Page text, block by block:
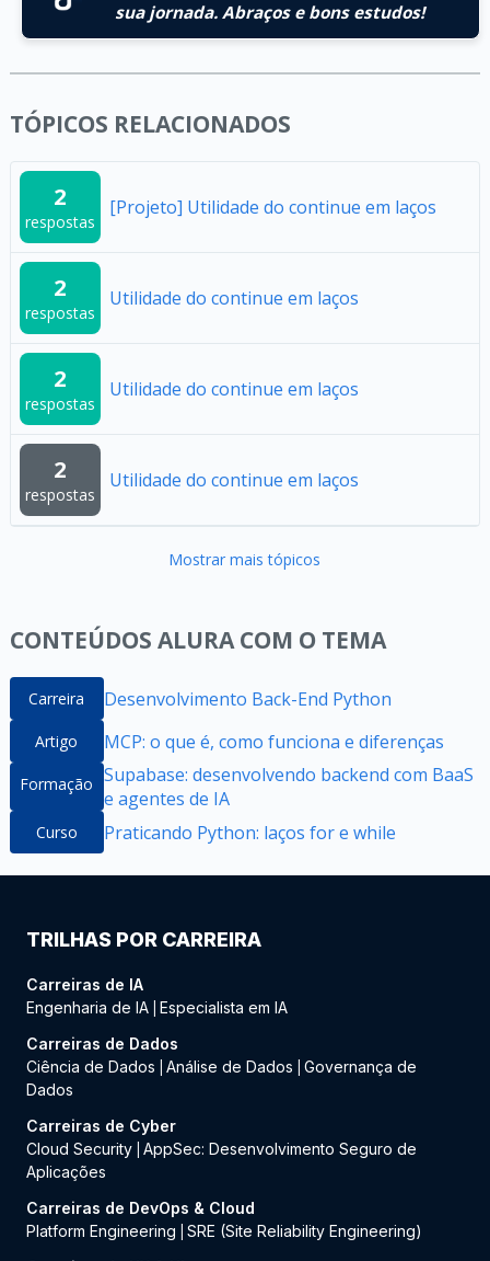
sua jornada. Abraços e bons estudos!
TÓPICOS RELACIONADOS
2
respostas
[Projeto] Utilidade do continue em laços
2
respostas
Utilidade do continue em laços
2
respostas
Utilidade do continue em laços
2
respostas
Utilidade do continue em laços
Mostrar mais tópicos
CONTEÚDOS ALURA COM O TEMA
Carreira Desenvolvimento Back-End Python
Artigo MCP: o que é, como funciona e diferenças
Formação Supabase: desenvolvendo backend com BaaS
e agentes de IA
Curso Praticando Python: laços for e while
TRILHAS POR CARREIRA
Carreiras de IA
Engenharia de IA Especialista em IA
Carreiras de Dados
Ciência de Dados
Análise de Dados
Governança de
Dados
Carreiras de Cyber
Cloud Security AppSec: Desenvolvimento Seguro de
Aplicações
Carreiras de DevOps & Cloud
Platform Engineering
SRE (Site Reliability Engineering)